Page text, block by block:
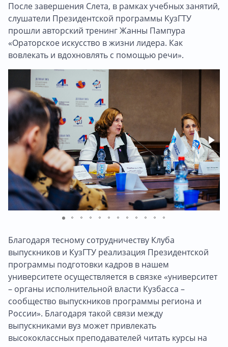
После завершения Слета, в рамках учебных занятий,
слушатели Президентской программы КузГТУ
прошли авторский тренинг Жанны Пампура
«Ораторское искусство в жизни лидера. Как
вовлекать и вдохновлять с помощью речи».
Благодаря тесному сотрудничеству Клуба
выпускников и КузГТУ реализация Президентской
программы подготовки кадров в нашем
университете осуществляется в связке «университет
– органы исполнительной власти Кузбасса –
сообщество выпускников программы региона и
России». Благодаря такой связи между
выпускниками вуз может привлекать
высококлассных преподавателей читать курсы на